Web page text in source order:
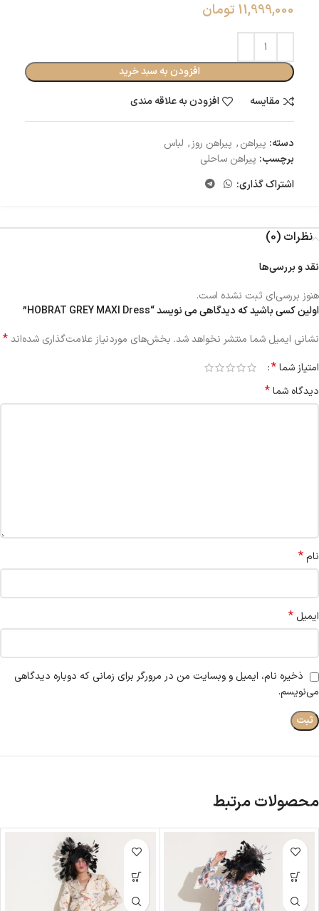
11,999,000 تومان
افزودن به سبد خرید
مقایسه
افزودن به علاقه مندی
دسته: پیراهن, پیراهن روز, لباس
برچسب: پیراهن ساحلی
اشتراک گذاری:
نظرات (0)
نقد و بررسی‌ها
هنوز بررسی‌ای ثبت نشده است.
اولین کسی باشید که دیدگاهی می نویسد “HOBRAT GREY MAXI Dress”
نشانی ایمیل شما منتشر نخواهد شد. بخش‌های موردنیاز علامت‌گذاری شده‌اند*
امتیاز شما*
دیدگاه شما*
نام*
ایمیل *
ذخیره نام، ایمیل و وبسایت من در مرورگر برای زمانی که دوباره دیدگاهی
می‌نویسم.
محصولات مرتبط